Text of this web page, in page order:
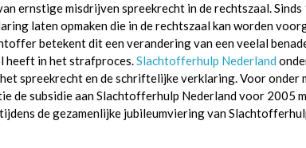
ernstige misdrijven spreekrecht in de rechtszaal. Sinds
laten opmaken die in de rechtszaal kan worden
betekent dit een verandering van een veelal
heeft in het strafproces.Slachtofferhulp Nederland
spreekrecht en de schriftelijke verklaring. Voor onder
de subsidie aan Slachtofferhulp Nederland voor 2005
de gezamenlijke jubileumviering van